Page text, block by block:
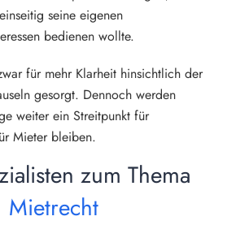
seine eigenen
bedienen wollte.
für mehr Klarheit hinsichtlich der
gesorgt. Dennoch werden
weiter ein Streitpunkt für
Mieter bleiben.
zum Thema
Mietrecht